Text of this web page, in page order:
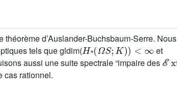
théorème d’Auslander-Buchsbaum-Serre. Nous
tels que gldim(
H*(ΩS;K))<∞
et
aussi une suite spectrale “impaire des
ℰ
cas rationnel.